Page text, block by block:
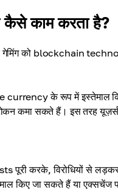
कैसे काम करता है?
गेमिंग को blockchain
के रूप में इस्तेमाल
कमा सकते हैं। इस तरह
पूरी करके, विरोधियों से
किए जा सकते हैं या एक्सचेंज